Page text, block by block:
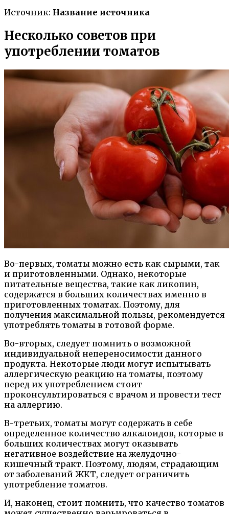
Источник: Название источника
Несколько советов при
употреблении томатов
Во-первых, томаты можно есть как сырыми, так
и приготовленными. Однако, некоторые
питательные вещества, такие как ликопин,
содержатся в больших количествах именно в
приготовленных томатах. Поэтому, для
получения максимальной пользы, рекомендуется
употреблять томаты в готовой форме.
Во-вторых, следует помнить о возможной
индивидуальной непереносимости данного
продукта. Некоторые люди могут испытывать
аллергическую реакцию на томаты, поэтому
перед их употреблением стоит
проконсультироваться с врачом и провести тест
на аллергию.
В-третьих, томаты могут содержать в себе
определенное количество алкалоидов, которые в
больших количествах могут оказывать
негативное воздействие на желудочно-
кишечный тракт. Поэтому, людям, страдающим
от заболеваний ЖКТ, следует ограничить
употребление томатов.
И, наконец, стоит помнить, что качество томатов